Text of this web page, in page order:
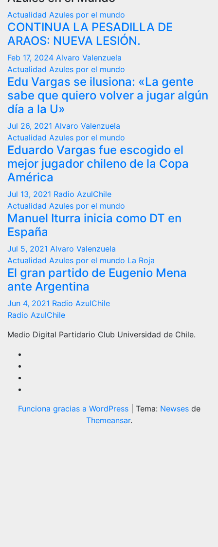
Actualidad Azules por el mundo
CONTINUA LA PESADILLA DE
ARAOS: NUEVA LESIÓN.
Feb 17, 2024 Alvaro Valenzuela
Actualidad Azules por el mundo
Edu Vargas se ilusiona: «La gente
sabe que quiero volver a jugar algún
día a la U»
Jul 26, 2021 Alvaro Valenzuela
Actualidad Azules por el mundo
Eduardo Vargas fue escogido el
mejor jugador chileno de la Copa
América
Jul 13, 2021 Radio AzulChile
Actualidad Azules por el mundo
Manuel Iturra inicia como DT en
España
Jul 5, 2021 Alvaro Valenzuela
Actualidad Azules por el mundo La Roja
El gran partido de Eugenio Mena
ante Argentina
Jun 4, 2021 Radio AzulChile
Radio AzulChile
Medio Digital Partidario Club Universidad de Chile.
Funciona gracias a WordPress Tema: Newsesde
Themeansar.